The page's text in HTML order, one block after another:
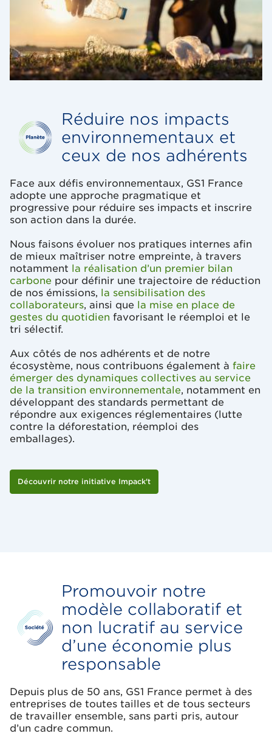
Réduire nos impacts
environnementaux et
ceux de nos adhérents
Face aux défis environnementaux, GS1 France
adopte une approche pragmatique et
progressive pour réduire ses impacts et inscrire
son action dans la durée.
Nous faisons évoluer nos pratiques internes afin
de mieux maîtriser notre empreinte, à travers
notamment la réalisation d’un premier bilan
carbone pour définir une trajectoire de réduction
de nos émissions, la sensibilisation des
collaborateurs, ainsi que la mise en place de
gestes du quotidien favorisant le réemploi et le
tri sélectif.
Aux côtés de nos adhérents et de notre
écosystème, nous contribuons également à faire
émerger des dynamiques collectives au service
de la transition environnementale, notamment en
développant des standards permettant de
répondre aux exigences réglementaires (lutte
contre la déforestation, réemploi des
emballages).
Découvrir notre initiative Impack't
Promouvoir notre
modèle collaboratif et
non lucratif au service
d’une économie plus
responsable
Depuis plus de 50 ans, GS1 France permet à des
entreprises de toutes tailles et de tous secteurs
de travailler ensemble, sans parti pris, autour
d’un cadre commun.